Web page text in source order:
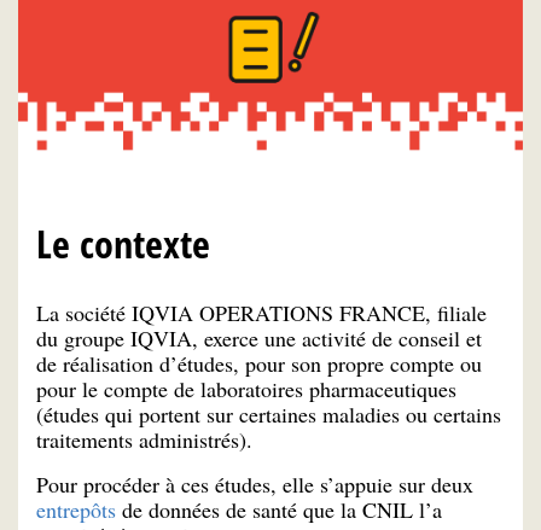
Le contexte
La société IQVIA OPERATIONS FRANCE, filiale
du groupe IQVIA, exerce une activité de conseil et
de réalisation d’études, pour son propre compte ou
pour le compte de laboratoires pharmaceutiques
(études qui portent sur certaines maladies ou certains
traitements administrés).
Pour procéder à ces études, elle s’appuie sur deux
entrepôts de données de santé que la CNIL l’a